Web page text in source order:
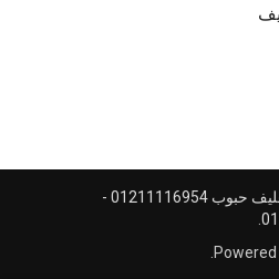
ماكينات تغليف حبوب 01211116954 -